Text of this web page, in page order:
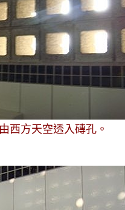
西方天空透入磚孔。